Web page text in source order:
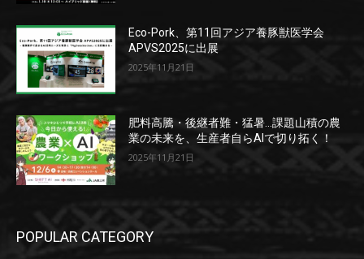
Eco-Pork、第11回アジア養豚獣医学会
APVS2025に出展
2025年11月21日
肥料高騰・後継者難・猛暑…課題山積の農
業の未来を、生産者自らAIで切り拓く！
2025年11月21日
POPULAR CATEGORY